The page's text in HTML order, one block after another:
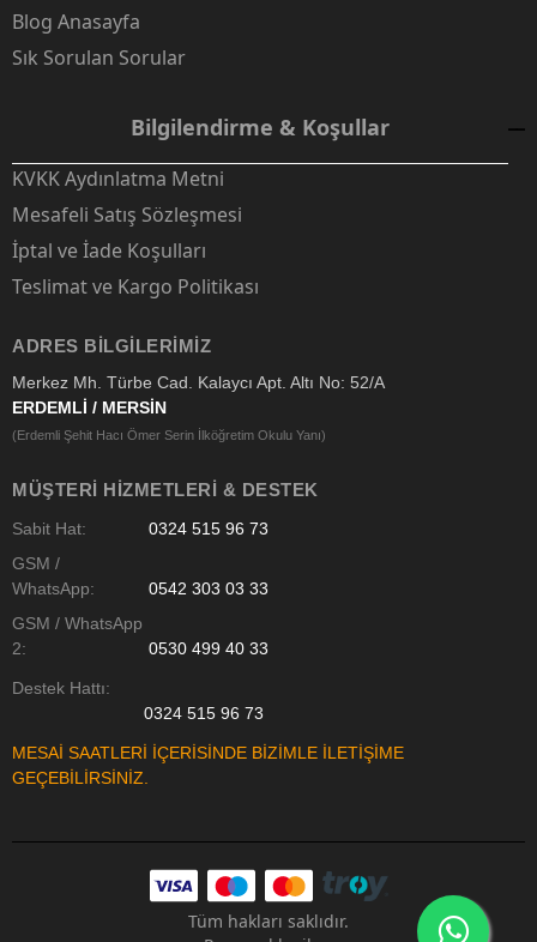
Blog Anasayfa
Sık Sorulan Sorular
Bilgilendirme & Koşullar
KVKK Aydınlatma Metni
Mesafeli Satış Sözleşmesi
İptal ve İade Koşulları
Teslimat ve Kargo Politikası
ADRES BILGILERIMIZ
Merkez Mh. Türbe Cad. Kalaycı Apt. Altı No: 52/A
ERDEMLİ / MERSİN
(Erdemli Şehit Hacı Ömer Serin İlköğretim Okulu Yanı)
MÜŞTERI HIZMETLERI & DESTEK
Sabit Hat:
0324 515 96 73
GSM /
WhatsApp:
0542 303 03 33
GSM / WhatsApp
2:
0530 499 40 33
Destek Hattı:
0324 515 96 73
MESAİ SAATLERİ İÇERİSİNDE BİZİMLE İLETİŞİME
GEÇEBİLİRSİNİZ.
Tüm hakları saklıdır.